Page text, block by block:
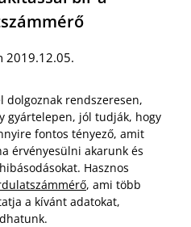
2019.12.05.
dolgoznak rendszeresen,
gyártelepen, jól tudják, hogy
fontos tényező, amit
érvényesülni akarunk és
Hasznos
, ami több
a kívánt adatokat,